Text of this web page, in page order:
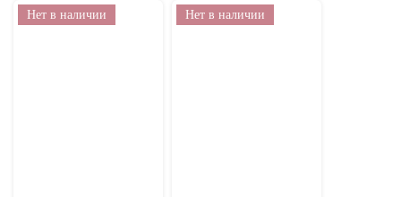
Нет в наличии Нет в наличии